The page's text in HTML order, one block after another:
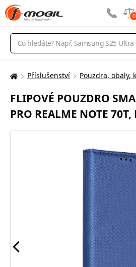
Vyhledávání
0
Zde
nacházíte:
Příslušenství Pouzdra, obaly,
FLIPOVÉ POUZDRO
PRO REALME NOTE